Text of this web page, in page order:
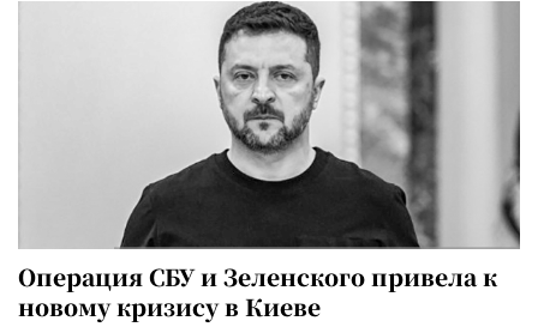
Операция СБУ и Зеленского привела к
новому кризису в Киеве